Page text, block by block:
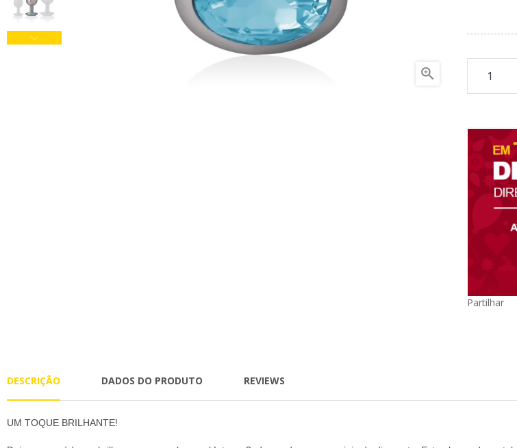

Partilhar
DESCRIÇÃO DADOS DO PRODUTO REVIEWS
UM TOQUE BRILHANTE!